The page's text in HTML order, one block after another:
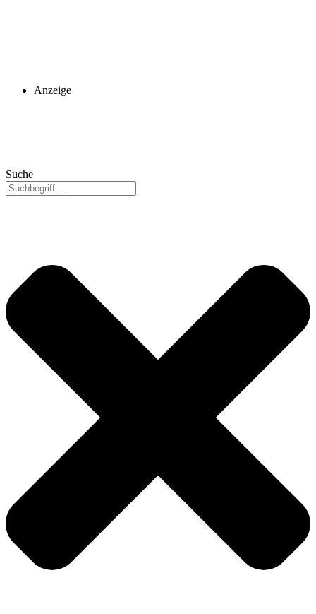
Anzeige
Suche